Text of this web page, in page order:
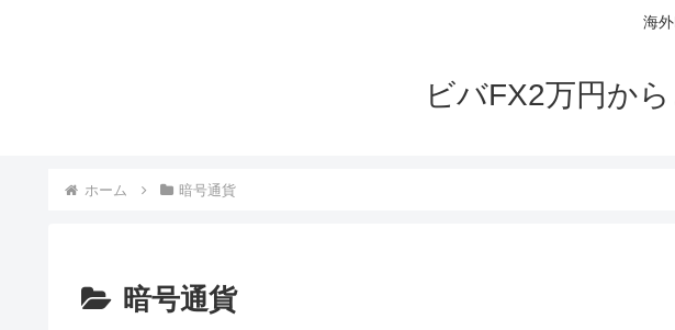
海
ビバFX2万円か
ホーム 暗号通貨
暗号通貨